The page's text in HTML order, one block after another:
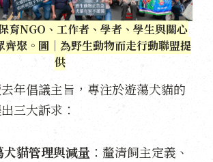
育NGO、工作者、學者、學生與關心
齊聚。圖｜為野生動物而走行動聯盟提
供
年倡議主旨，專注於遊蕩犬貓的
三大訴求：
貓管理與減量 ：釐清飼主定義、